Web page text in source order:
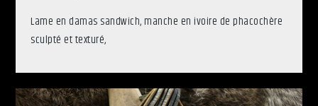
Lame en damas sandwich, manche en ivoire de phacochère
sculpté et texturé,